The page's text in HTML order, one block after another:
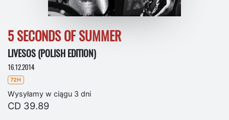
5 SECONDS OF SUMMER
LIVESOS (POLISH EDITION)
16.12.2014
72H
Wysyłamy w ciągu 3 dni
CD 39.89